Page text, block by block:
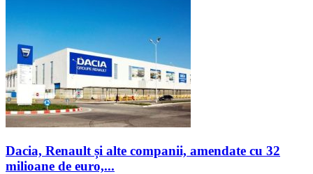
Dacia, Renault și alte companii, amendate cu 32
milioane de euro,...